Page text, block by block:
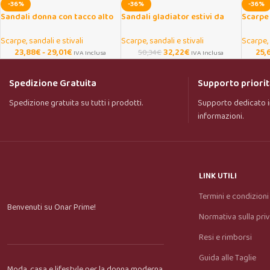
-36%
Sandali donna con tacco alto
Scarpe, sandali e stivali
23,88€-29,01€ IVA Inclusa
-36%
Sandali gladiator estivi da
Scarpe, sandali e stivali
50,34€32,22€ IVA Inclusa
-36%
Spedizione Gratuita
Spedizione gratuita su tutti i prodotti.
Supporto
Supporto dedicato
informazioni.
Benvenuti su Onar Prime!
LINK UTILI
Termini e condizioni
Normativa sulla
Resi e rimborsi
Guida alle Taglie